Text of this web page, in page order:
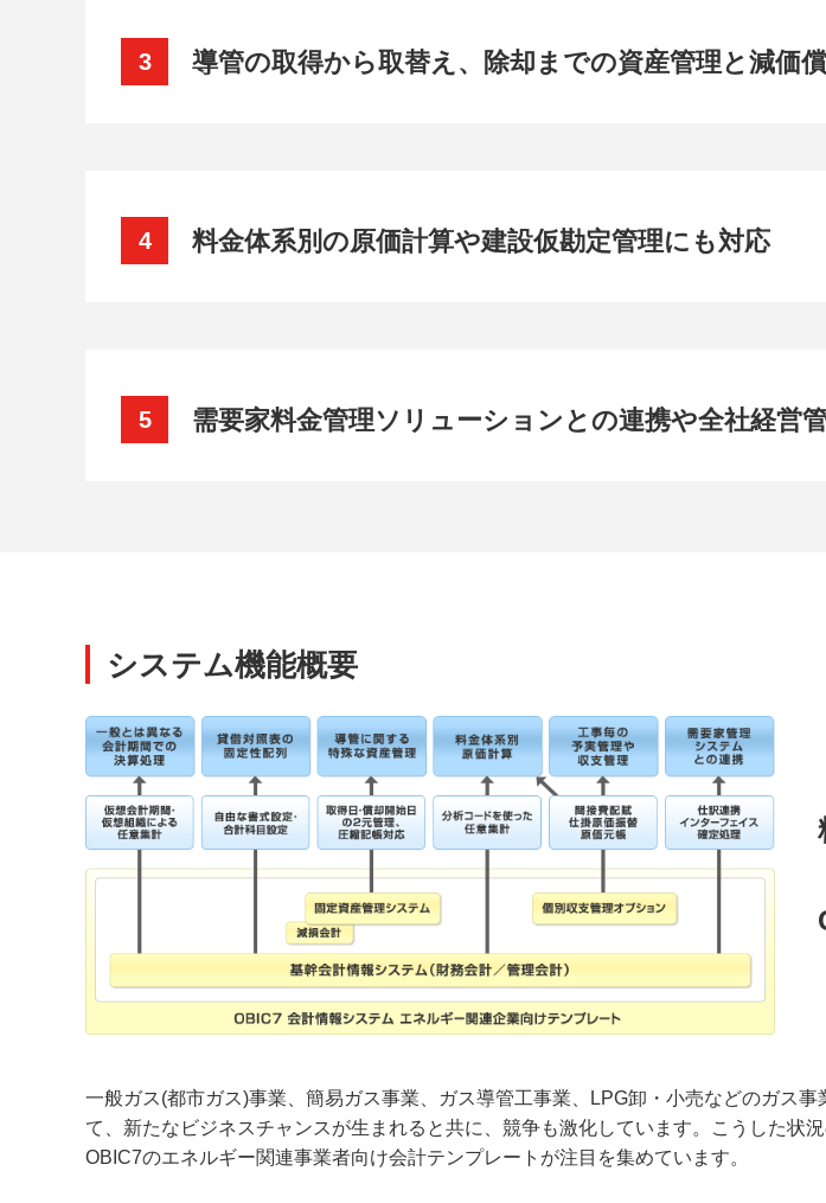
3 導管の取得から取替え、除却までの資産管理と減価
4 料金体系別の原価計算や建設仮勘定管理にも対応
5 需要家料金管理ソリューションとの連携や全社経営
システム機能概要
一般ガス(都市ガス)事業、簡易ガス事業、ガス導管工事業、LPG卸・小売などのガス
て、新たなビジネスチャンスが生まれると共に、競争も激化しています。こうした状
OBIC7のエネルギー関連事業者向け会計テンプレートが注目を集めています。